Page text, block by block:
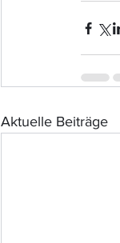
Aktuelle Beiträge